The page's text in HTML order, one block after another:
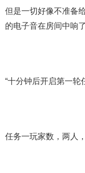
但是一切好像不准备
的电子音在房间中响
“十分钟后开启第一
任务一玩家数，两人